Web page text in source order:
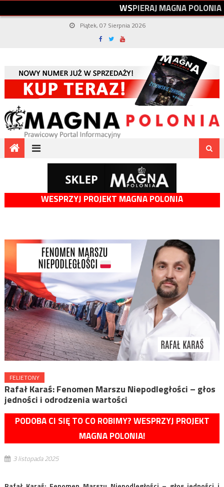
WSPIERAJMAGNAPOLONIA
Piątek, 07 Sierpnia 2026
WESPRZYJ PROJEKT MAGNA POLONIA
FELIETONY
Rafał Karaś: Fenomen Marszu Niepodległości – głos
jedności i odrodzenia wartości
PODOBA CI SIĘ TO CO ROBIMY? WESPRZYJ PROJEKT
MAGNA POLONIA!
3 listopada 2025